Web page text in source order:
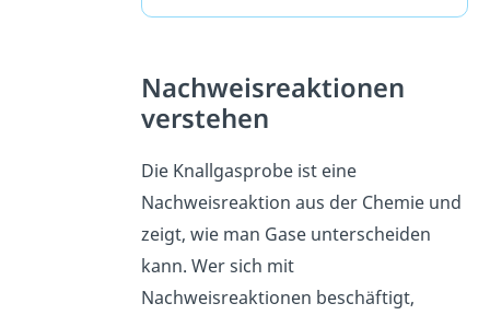
Nachweisreaktionen
verstehen
Die Knallgasprobe ist eine
Nachweisreaktion aus der Chemie und
zeigt, wie man Gase unterscheiden
kann. Wer sich mit
Nachweisreaktionen beschäftigt,